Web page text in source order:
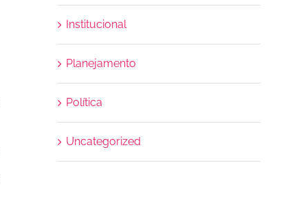
Institucional
Planejamento
Política
Uncategorized